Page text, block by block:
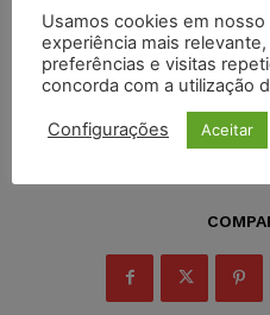
Usamos cookies em
experiência mais
preferências e visitas
concorda com a utilização
Configurações Aceitar